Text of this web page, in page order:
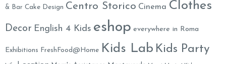
& Bar Cake Design Centro Storico Cinema Clothes
Decor English 4 Kids eshop everywhere in Roma
Exhibitions FreshFood@Home Kids Lab Kids Party